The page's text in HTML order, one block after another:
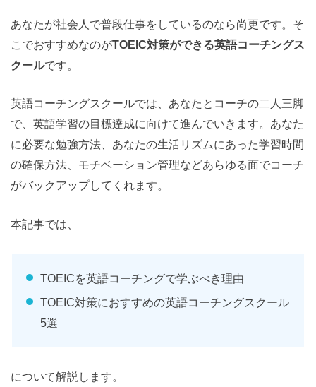
あなたが社会人で普段仕事をしているのなら尚更です。そ
こでおすすめなのがTOEIC対策ができる英語コーチングス
クールです。
英語コーチングスクールでは、あなたとコーチの二人三脚
で、英語学習の目標達成に向けて進んでいきます。あなた
に必要な勉強方法、あなたの生活リズムにあった学習時間
の確保方法、モチベーション管理などあらゆる面でコーチ
がバックアップしてくれます。
本記事では、
TOEICを英語コーチングで学ぶべき理由
TOEIC対策におすすめの英語コーチングスクール
5選
について解説します。